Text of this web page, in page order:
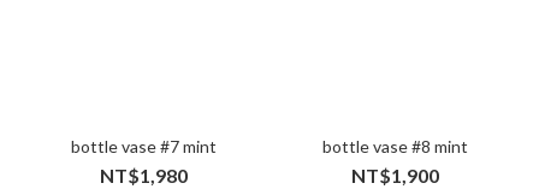
bottle vase #7 mint
NT$1,980
bottle vase #8 mint
NT$1,900